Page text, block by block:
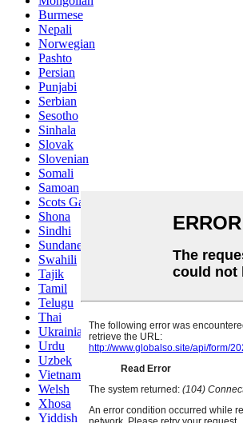
Burmese
Nepali
Norwegian
Pashto
Persian
Punjabi
Serbian
Sesotho
Sinhala
Slovak
Slovenian
Somali
Samoan
Scots Gaelic
Shona
Sindhi
Sundanese
Swahili
Tajik
Tamil
Telugu
Thai
Ukrainian
Urdu
Uzbek
Vietnamese
Welsh
Xhosa
Yiddish